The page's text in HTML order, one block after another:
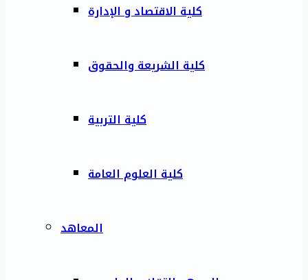
كلية الاقتصاد و الإدارة
كلية الشريعة والحقوق
كلية التربية
كلية العلوم العامة
المعاهد